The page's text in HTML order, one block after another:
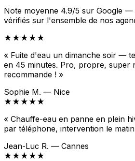
Note moyenne 4.9/5 sur Google —
vérifiés sur l'ensemble de nos
★★★★★
« Fuite d'eau un dimanche soir —
en 45 minutes. Pro, propre, super
recommande ! »
Sophie M. — Nice
★★★★★
« Chauffe-eau en panne en plein
par téléphone, intervention le
Jean-Luc R. — Cannes
★★★★★